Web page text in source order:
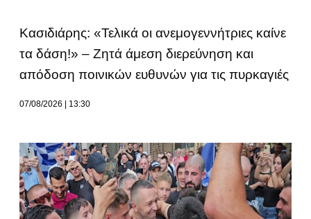
Κασιδιάρης: «Τελικά οι ανεμογεννήτριες καίνε
τα δάση!» – Ζητά άμεση διερεύνηση και
απόδοση ποινικών ευθυνών για τις πυρκαγιές
07/08/2026 13:30